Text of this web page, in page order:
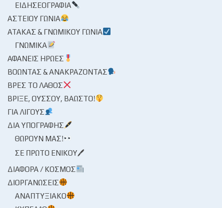
ΕΙΔΗΣΕΟΓΡΑΦΊΑ
ΑΣΤΕΊΟΥ ΓΩΝΊΑ
ΑΤΆΚΑΣ & ΓΝΩΜΙΚΟΎ ΓΩΝΊΑ
ΓΝΩΜΙΚΆ
ΑΦΑΝΕΊΣ ΉΡΩΕΣ
ΒΟΏΝΤΑΣ & ΑΝΑΚΡΆΖΟΝΤΑΣ
ΒΡΕΣ ΤΟ ΛΆΘΟΣ
ΒΡΊΞΕ, ΟΎΣΣΟΥ, ΒΆΩΣΤΟ!
ΓΙΑ ΛΊΓΟΥΣ
ΔΙΑ ΥΠΟΓΡΑΦΉΣ
ΘΩΡΟΎΝ ΜΑΣ!
ΣΕ ΠΡΏΤΟ ΕΝΙΚΟΎ🖊
ΔΙΆΦΟΡΑ / ΚΌΣΜΟΣ
ΔΙΟΡΓΑΝΏΣΕΙΣ
ΑΝΑΠΤΥΞΙΑΚΌ